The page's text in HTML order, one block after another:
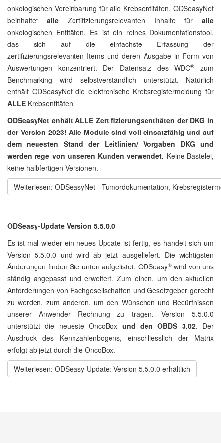
onkologischen Vereinbarung für alle Krebsentitäten. ODSeasyNet
beinhaltetalle Zertifizierungsrelevanten Inhalte füralle
onkologischen Entitäten. Es ist ein reines Dokumentationstool,
das sich auf die einfachste Erfassung der
zertifizierungsrelevanten Items und deren Ausgabe in Form von
Auswertungen konzentriert. Der Datensatz des WDC®
zum
Benchmarking wird selbstverständlich unterstützt. Natürlich
enthält ODSeasyNet die elektronische Krebsregistermeldung für
ALLE Krebsentitäten.
ODSeasyNet enhält ALLE Zertifizierungsentitäten der DKG in
der Version 2023! Alle Module sind voll einsatzfähig und auf
dem neuesten Stand der Leitlinien/ Vorgaben DKG und
werden rege von unseren Kunden verwendet. Keine Bastelei,
keine halbfertigen Versionen.
Weiterlesen: ODSeasyNet - Tumordokumentation,
ODSeasy-Update Version 5.5.0.0
Es ist mal wieder ein neues Update ist fertig, es handelt sich um
Version 5.5.0.0 und wird ab jetzt ausgeliefert. Die wichtigsten
Änderungen finden Sie unten aufgelistet. ODSeasy®wird von uns
ständig angepasst und erweitert. Zum einen, um den aktuellen
Anforderungen von Fachgesellschaften und Gesetzgeber gerecht
zu werden, zum anderen, um den Wünschen und Bedürfnissen
unserer Anwender Rechnung zu tragen. Version 5.5.0.0
unterstützt die neueste OncoBox und den OBDS 3.02. Der
Ausdruck des Kennzahlenbogens, einschliesslich der Matrix
erfolgt ab jetzt durch die OncoBox.
Weiterlesen: ODSeasy-Update: Version 5.5.0.0 erhältlich